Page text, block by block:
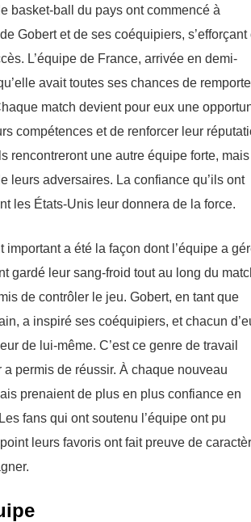
basket-ball du pays ont commencé à
Gobert et de ses coéquipiers, s’efforçant
L’équipe de France, arrivée en demi-
avait toutes ses chances de
match devient pour eux une
compétences et de renforcer leur
rencontreront une autre équipe forte,
leurs adversaires. La confiance qu’ils ont
les États-Unis leur donnera de la force.
important a été la façon dont l’équipe a
gardé leur sang-froid tout au long du
de contrôler le jeu. Gobert, en tant que
a inspiré ses coéquipiers, et chacun
de lui-même. C’est ce genre de travail
a permis de réussir. À chaque nouveau
prenaient de plus en plus confiance en
fans qui ont soutenu l’équipe ont pu
leurs favoris ont fait preuve de